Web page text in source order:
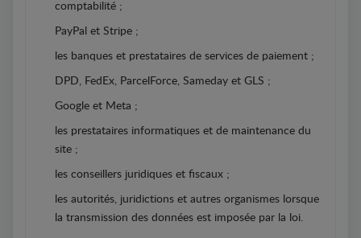
comptabilité ;
PayPal et Stripe ;
les banques et prestataires de services de paiement ;
DPD, FedEx, ParcelForce, Sameday et GLS ;
Google et Meta ;
les prestataires informatiques et de maintenance du
site ;
les conseillers juridiques et fiscaux ;
les autorités, juridictions et autres organismes lorsque
la transmission des données est imposée par la loi.